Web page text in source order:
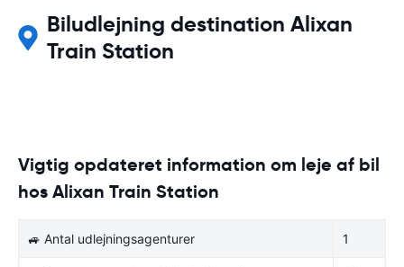
Biludlejning destination Alixan
Train Station
Vigtig opdateret information om leje af bil
hos Alixan Train Station
🚙 Antal udlejningsagenturer 1